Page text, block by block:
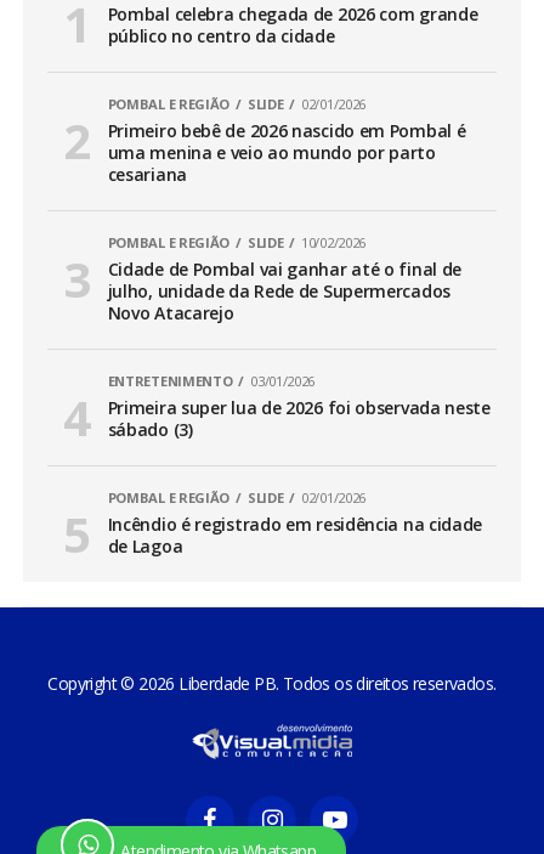
Pombal celebra chegada de 2026 com grande
público no centro da cidade
POMBAL E REGIÃO SLIDE 02/01/2026
Primeiro bebê de 2026 nascido em Pombal é
uma menina e veio ao mundo por parto
cesariana
POMBAL E REGIÃO SLIDE 10/02/2026
Cidade de Pombal vai ganhar até o final de
julho, unidade da Rede de Supermercados
Novo Atacarejo
ENTRETENIMENTO 03/01/2026
Primeira super lua de 2026 foi observada neste
sábado (3)
POMBAL E REGIÃO SLIDE 02/01/2026
Incêndio é registrado em residência na cidade
de Lagoa
Copyright © 2026 Liberdade PB. Todos os direitos reservados.